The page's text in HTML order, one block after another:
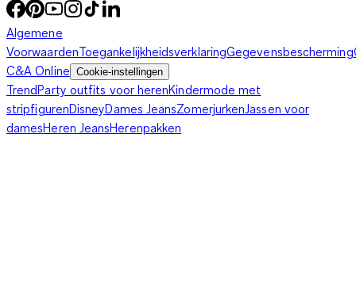
Algemene
VoorwaardenToegankelijkheidsverklaringGegevensbescherming
C&A Online Cookie-instellingen
TrendParty outfits voor herenKindermode met
stripfigurenDisneyDames JeansZomerjurkenJassen voor
damesHeren JeansHerenpakken